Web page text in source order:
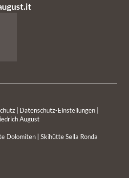
it
Datenschutz-Einstellungen
August
Dolomiten Skihütte Sella Ronda